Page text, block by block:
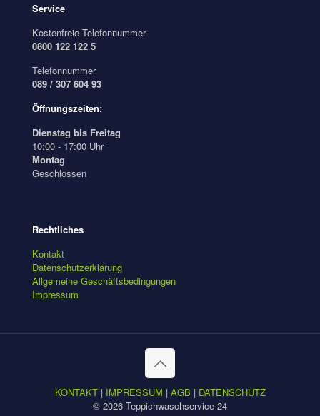
Service
Kostenfreie Telefonnummer
0800 122 122 5
Telefonnummer
089 / 307 604 93
Öffnungszeiten:
Dienstag bis Freitag
10:00 - 17:00 Uhr
Montag
Geschlossen
Rechtliches
Kontakt
Datenschutzerklärung
Allgemeine Geschäftsbedingungen
Impressum
KONTAKT| IMPRESSUM | AGB | DATENSCHUTZ
© 2026 Teppichwaschservice 24